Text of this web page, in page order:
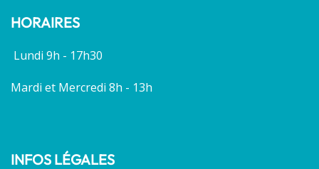
HORAIRES
Lundi 9h - 17h30
Mardi et Mercredi 8h - 13h
INFOS LÉGALES